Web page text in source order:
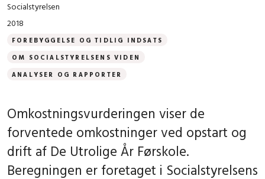
Socialstyrelsen
2018
FOREBYGGELSE OG TIDLIG INDSATS
OM SOCIALSTYRELSENS VIDEN
ANALYSER OG RAPPORTER
Omkostningsvurderingen viser de
forventede omkostninger ved opstart og
drift af De Utrolige År Førskole.
Beregningen er foretaget i Socialstyrelsens